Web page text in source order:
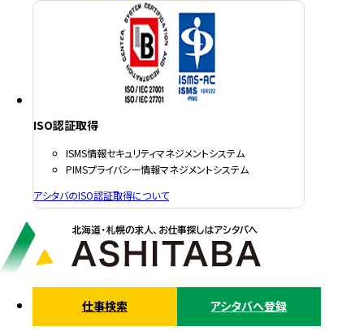
ISO認証取得
ISMS情報セキュリティマネジメントシステム
PIMSプライバシー情報マネジメントシステム
アシタバのISO認証取得について
仕事検索 アシタバへ登録